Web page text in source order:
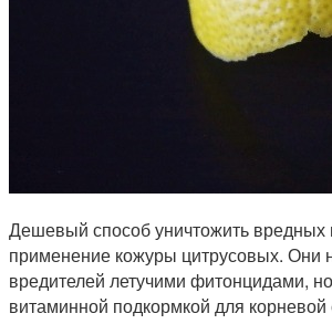
Дешевый способ уничтожить вредных
применение кожуры цитрусовых. Они
вредителей летучими фитонцидами,
витаминной подкормкой для